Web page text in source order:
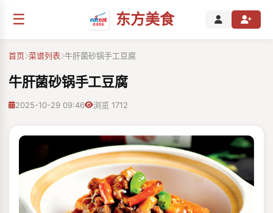
☰ 东方美食
首页 菜谱列表 牛肝菌砂锅手工豆腐
牛肝菌砂锅手工豆腐
2025-10-29 09:46 浏览 1712